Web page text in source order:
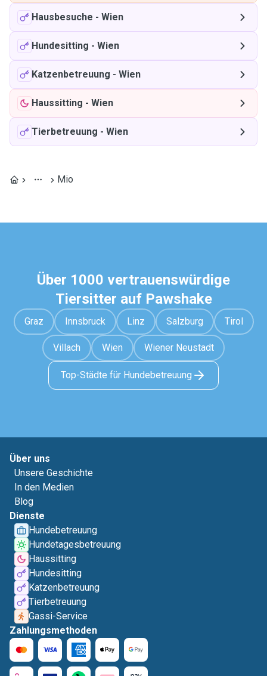
Hausbesuche - Wien
Hundesitting - Wien
Katzenbetreuung - Wien
Haussitting - Wien
Tierbetreuung - Wien
Mio
Über 1000 vertrauenswürdige
Tiersitter auf Pawshake
Graz Innsbruck Linz Salzburg Tirol
Villach Wien Wiener Neustadt
Top-Städte für Hundebetreuung
Über uns
Unsere Geschichte
In den Medien
Blog
Dienste
Hundebetreuung
Hundetagesbetreuung
Haussitting
Hundesitting
Katzenbetreuung
Tierbetreuung
Gassi-Service
Zahlungsmethoden